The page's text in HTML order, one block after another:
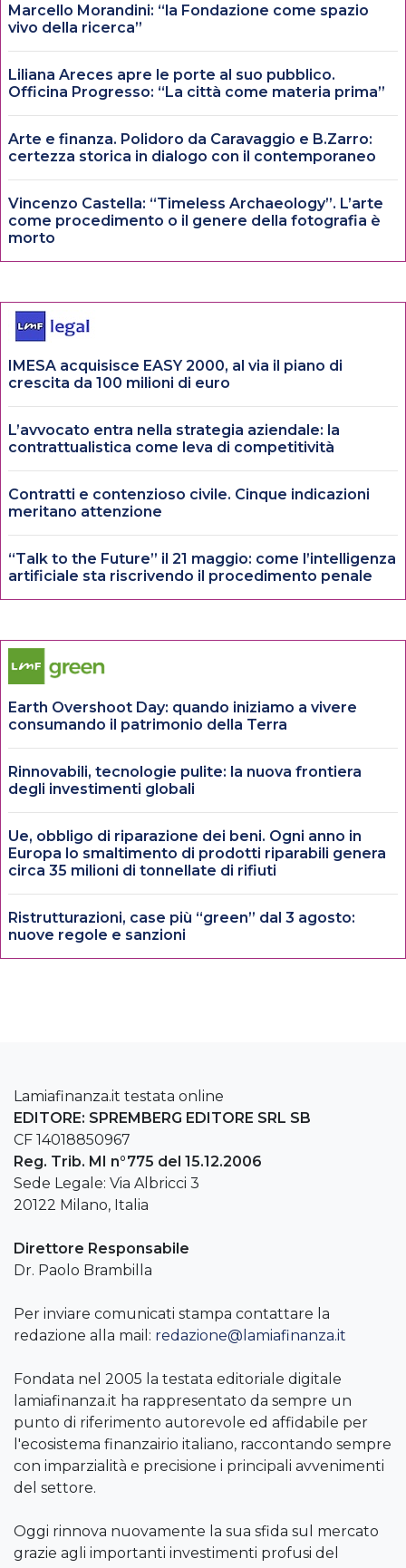
Marcello Morandini: “la Fondazione come spazio
vivo della ricerca”
Liliana Areces apre le porte al suo pubblico.
Officina Progresso: “La città come materia prima”
Arte e finanza. Polidoro da Caravaggio e B.Zarro:
certezza storica in dialogo con il contemporaneo
Vincenzo Castella: “Timeless Archaeology”. L’arte
come procedimento o il genere della fotografia è
morto
IMESA acquisisce EASY 2000, al via il piano di
crescita da 100 milioni di euro
L’avvocato entra nella strategia aziendale: la
contrattualistica come leva di competitività
Contratti e contenzioso civile. Cinque indicazioni
meritano attenzione
“Talk to the Future” il 21 maggio: come l’intelligenza
artificiale sta riscrivendo il procedimento penale
Earth Overshoot Day: quando iniziamo a vivere
consumando il patrimonio della Terra
Rinnovabili, tecnologie pulite: la nuova frontiera
degli investimenti globali
Ue, obbligo di riparazione dei beni. Ogni anno in
Europa lo smaltimento di prodotti riparabili genera
circa 35 milioni di tonnellate di rifiuti
Ristrutturazioni, case più “green” dal 3 agosto:
nuove regole e sanzioni
Lamiafinanza.it testata online
EDITORE: SPREMBERG EDITORE SRL SB
CF 14018850967
Reg. Trib. MI n°775 del 15.12.2006
Sede Legale: Via Albricci 3
20122 Milano, Italia
Direttore Responsabile
Dr. Paolo Brambilla
Per inviare comunicati stampa contattare la
redazione alla mail: redazione@lamiafinanza.it
Fondata nel 2005 la testata editoriale digitale
lamiafinanza.it ha rappresentato da sempre un
punto di riferimento autorevole ed affidabile per
l'ecosistema finanzairio italiano, raccontando sempre
con imparzialità e precisione i principali avvenimenti
del settore.
Oggi rinnova nuovamente la sua sfida sul mercato
grazie agli importanti investimenti profusi del